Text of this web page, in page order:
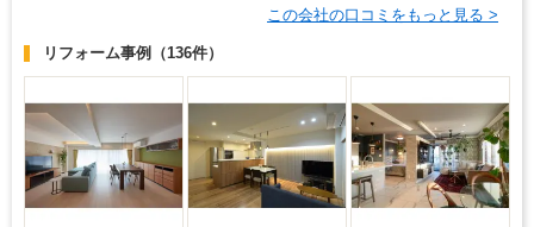
この会社の口コミをもっと見る >
リフォーム事例 （136件）